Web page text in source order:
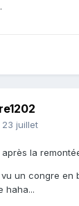
23 juillet
la
un congre en
haha...